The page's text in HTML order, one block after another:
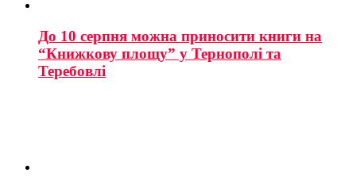
До 10 серпня можна приносити книги на
“Книжкову площу” у Тернополі та
Теребовлі